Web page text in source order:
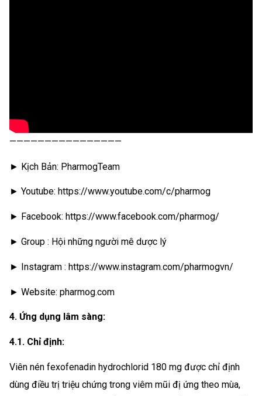
————————————————
► Kịch Bản: PharmogTeam
► Youtube: https://www.youtube.com/c/pharmog
► Facebook: https://www.facebook.com/pharmog/
► Group : Hội những người mê dược lý
► Instagram : https://www.instagram.com/pharmogvn/
► Website: pharmog.com
4. Ứng dụng lâm sàng:
4.1. Chỉ định:
Viên nén fexofenadin hydrochlorid 180 mg được chỉ định
dùng điều trị triệu chứng trong viêm mũi đị ứng theo mùa,